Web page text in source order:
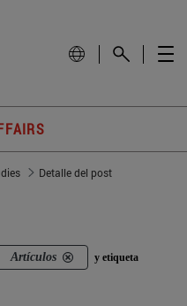
Detalle del post
Artículos y etiqueta